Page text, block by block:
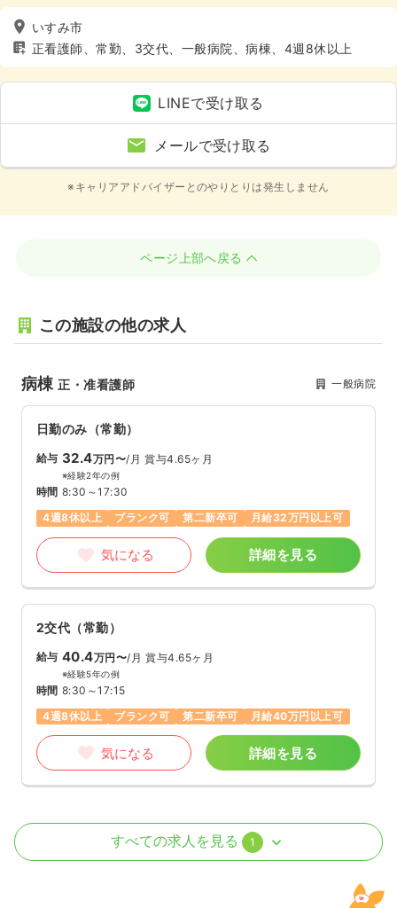
いすみ市
正看護師、常勤、3交代、一般病院、病棟、4週8休以上
LINEで受け取る
メールで受け取る
※キャリアアドバイザーとのやりとりは発生しません
ページ上部へ戻る
この施設の他の求人
病棟正・准看護師 一般病院
日勤のみ（常勤）
給与 32.4万円〜/月 賞与4.65ヶ月
※経験2年の例
時間 8:30～17:30
4週8休以上
ブランク可 第二新卒可 月給32万円以上可
気になる 詳細を見る
2交代（常勤）
給与 40.4万円〜/月 賞与4.65ヶ月
※経験5年の例
時間 8:30～17:15
4週8休以上
ブランク可 第二新卒可 月給40万円以上可
気になる 詳細を見る
外来 正・准看護師すべての求人を見る 1